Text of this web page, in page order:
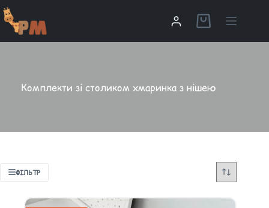
Комплекти зі столиком хмаринка з нішею
ФІЛЬТР